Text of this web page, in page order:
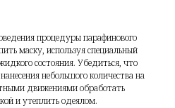
процедуры парафинового
маску, используя специальный
состояния. Убедиться, что
небольшого количества на
движениями обработать
и утеплить одеялом.